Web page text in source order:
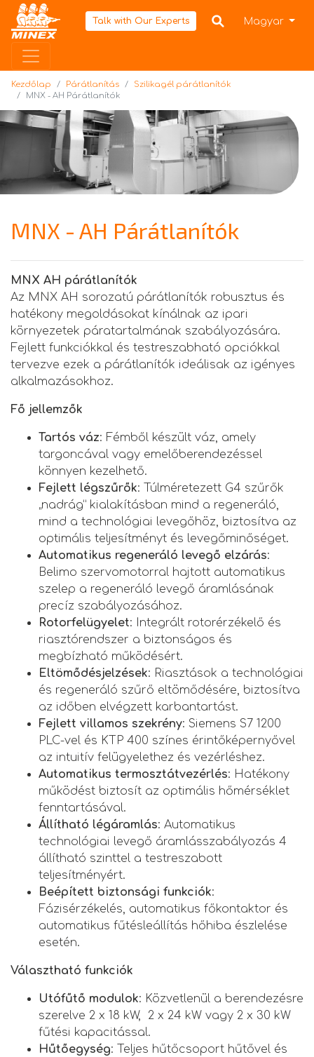
Kezdőlap
Talk with Our Experts Magyar
Kezdőlap Párátlanítás
Szilikagél párátlanítók
MNX - AH Párátlanítók
MNX - AH Párátlanítók
MNX AH párátlanítók
Az MNX AH sorozatú párátlanítók robusztus és
hatékony megoldásokat kínálnak az ipari
környezetek páratartalmának szabályozására.
Fejlett funkciókkal és testreszabható opciókkal
tervezve ezek a párátlanítók ideálisak az igényes
alkalmazásokhoz.
Fő jellemzők
Tartós váz: Fémből készült váz, amely
targoncával vagy emelőberendezéssel
könnyen kezelhető.
Fejlett légszűrők: Túlméretezett G4 szűrők
„nadrág” kialakításban mind a regeneráló,
mind a technológiai levegőhöz, biztosítva az
optimális teljesítményt és levegőminőséget.
Automatikus regeneráló levegő elzárás:
Belimo szervomotorral hajtott automatikus
szelep a regeneráló levegő áramlásának
precíz szabályozásához.
Rotorfelügyelet: Integrált rotorérzékelő és
riasztórendszer a biztonságos és
megbízható működésért.
Eltömődésjelzések: Riasztások a technológiai
és regeneráló szűrő eltömődésére, biztosítva
az időben elvégzett karbantartást.
Fejlett villamos szekrény: Siemens S7 1200
PLC-vel és KTP 400 színes érintőképernyővel
az intuitív felügyelethez és vezérléshez.
Automatikus termosztátvezérlés: Hatékony
működést biztosít az optimális hőmérséklet
fenntartásával.
Állítható légáramlás: Automatikus
technológiai levegő áramlásszabályozás 4
állítható szinttel a testreszabott
teljesítményért.
Beépített biztonsági funkciók:
Fázisérzékelés, automatikus főkontaktor és
automatikus fűtésleállítás hőhiba észlelése
esetén.
Választható funkciók
Utófűtő modulok: Közvetlenül a berendezésre
szerelve 2 x 18 kW, 2 x 24 kW vagy 2 x 30 kW
fűtési kapacitással.
Hűtőegység: Teljes hűtőcsoport hűtővel és